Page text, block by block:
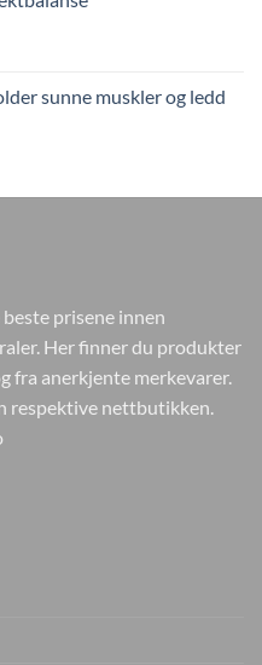
sunne muskler og ledd
prisene innen
Her finner du produkter
fra anerkjente merkevarer.
respektive nettbutikken.